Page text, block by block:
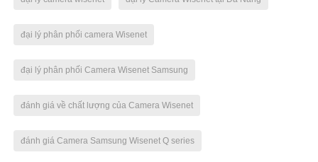
đại lý phân phối camera Wisenet
đại lý phân phối Camera Wisenet Samsung
đánh giá về chất lượng của Camera Wisenet
đánh giá Camera Samsung Wisenet Q series